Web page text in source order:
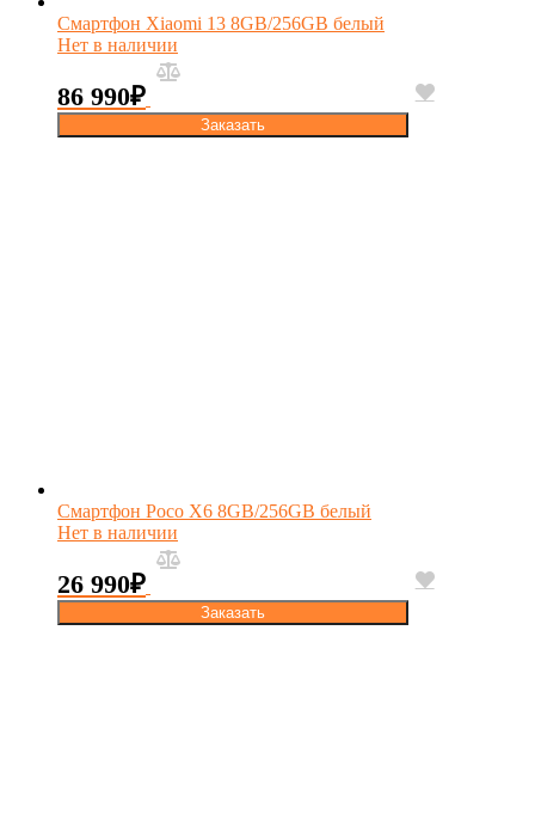
Смартфон Xiaomi 13 8GB/256GB белый
Нет в наличии
86 990₽
Заказать
Смартфон Poco X6 8GB/256GB белый
Нет в наличии
26 990₽
Заказать